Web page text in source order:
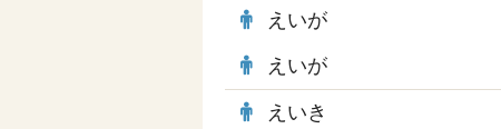
えいが
えいが
えいき